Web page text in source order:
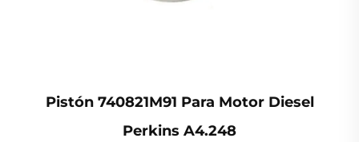
Pistón 740821M91 Para Motor Diesel
Perkins A4.248